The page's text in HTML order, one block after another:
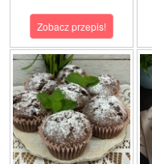
Zobacz przepis!